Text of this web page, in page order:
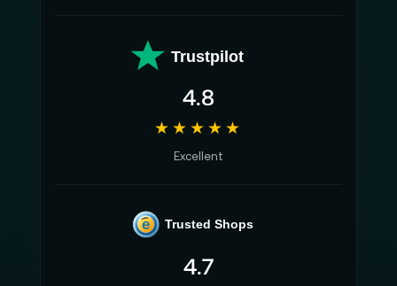
Trustpilot
4.8
★★★★★
Excellent
e Trusted Shops
4.7